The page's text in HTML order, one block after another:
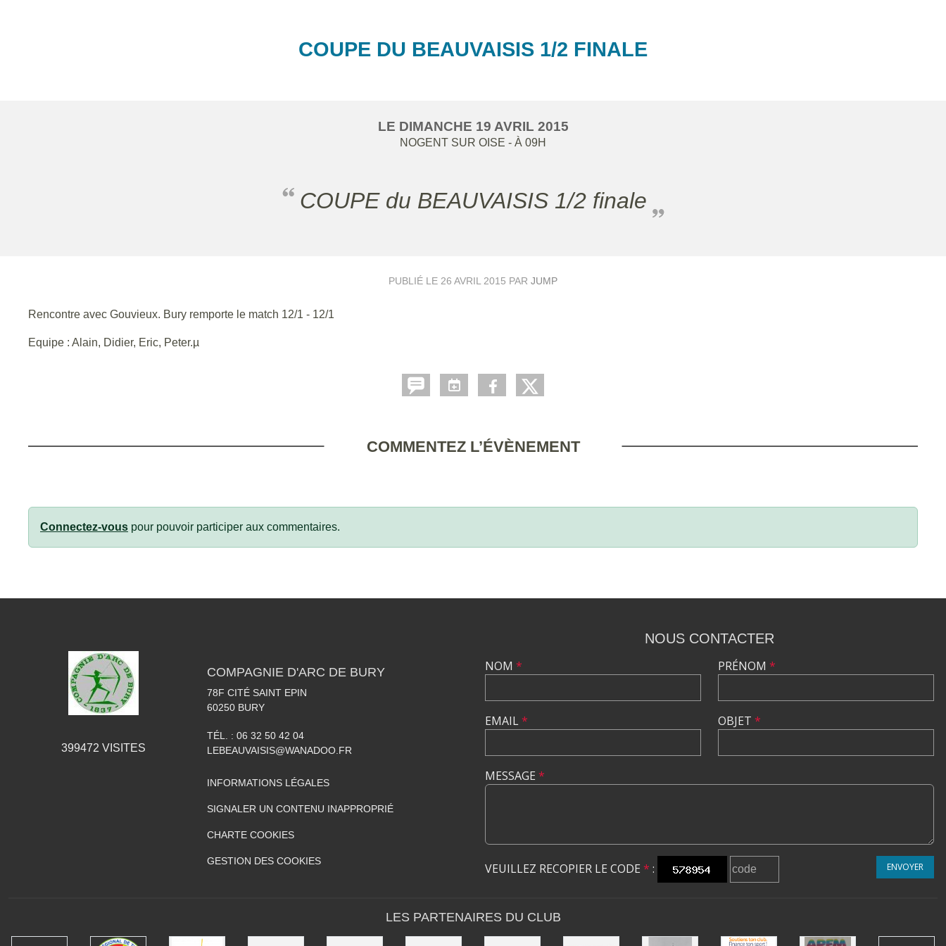
COUPE DU BEAUVAISIS 1/2 FINALE
LE DIMANCHE 19 AVRIL 2015
NOGENT SUR OISE - À 09H
COUPE du BEAUVAISIS 1/2 finale
PUBLIÉ LE 26 AVRIL 2015 PAR JUMP
Rencontre avec Gouvieux. Bury remporte le match 12/1 - 12/1
Equipe : Alain, Didier, Eric, Peter.µ
COMMENTEZ L’ÉVÈNEMENT
Connectez-vous pour pouvoir participer aux commentaires.
399472 VISITES
COMPAGNIE D'ARC DE BURY
78F CITÉ SAINT EPIN
60250 BURY
TÉL. : 06 32 50 42 04
LEBEAUVAISIS@WANADOO.FR
INFORMATIONS LÉGALES
SIGNALER UN CONTENU INAPPROPRIÉ
CHARTE COOKIES
GESTION DES COOKIES
NOUS CONTACTER
NOM *
EMAIL*
PRÉNOM *
OBJET *
MESSAGE *
VEUILLEZ RECOPIER LE CODE * : ENVOYER
LES PARTENAIRES DU CLUB